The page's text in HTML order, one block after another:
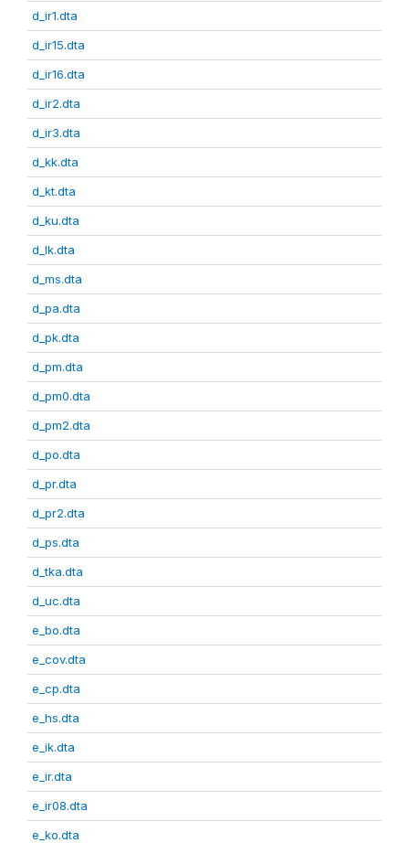
d_ir1.dta
d_ir15.dta
d_ir16.dta
d_ir2.dta
d_ir3.dta
d_kk.dta
d_kt.dta
d_ku.dta
d_lk.dta
d_ms.dta
d_pa.dta
d_pk.dta
d_pm.dta
d_pm0.dta
d_pm2.dta
d_po.dta
d_pr.dta
d_pr2.dta
d_ps.dta
d_tka.dta
d_uc.dta
e_bo.dta
e_cov.dta
e_cp.dta
e_hs.dta
e_ik.dta
e_ir.dta
e_ir08.dta
e_ko.dta